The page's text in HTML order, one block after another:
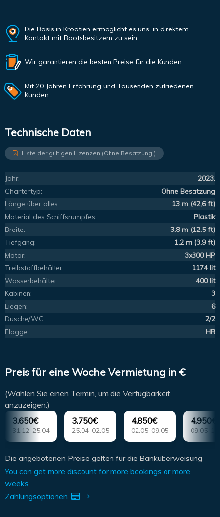
Die Basis in Kroatien ermöglicht es uns, in direktem
Kontakt mit Bootsbesitzern zu sein.
Wir garantieren die besten Preise für die Kunden.
Mit 20 Jahren Erfahrung und Tausenden zufriedenen
Kunden.
Technische Daten
Liste der gültigen Lizenzen (Ohne Besatzung )
Jahr:
2023.
Chartertyp:
Ohne Besatzung
Länge über alles:
13 m (42,6 ft)
Material des Schiffsrumpfes:
Plastik
Breite:
3,8 m (12,5 ft)
Tiefgang:
1,2 m (3,9 ft)
Motor:
3x300 HP
Treibstoffbehälter:
1174 lit
Wasserbehälter:
400 lit
Kabinen:
3
Liegen:
6
Dusche/WC:
2/2
Flagge:
HR
Preis für eine Woche Vermietung in €
(Wählen Sie einen Termin, um die Verfügbarkeit
anzuzeigen.)
3.650€
31.12-25.04
3.750€
25.04-02.05
4.850€
02.05-09.05
4.950€
09.05-
Die angebotenen Preise gelten für die Banküberweisung
You can get more discount for more bookings or more
weeks
Zahlungsoptionen